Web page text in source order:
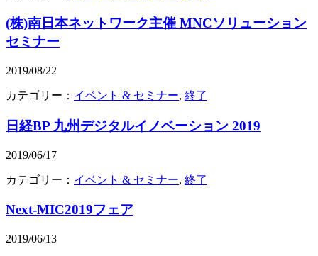
(株)南日本ネットワーク主催 MNCソリューション
セミナー
2019/08/22
カテゴリー： イベント & セミナー, 終了
日経BP 九州デジタルイノベーション 2019
2019/06/17
カテゴリー： イベント & セミナー, 終了
Next-MIC2019フェア
2019/06/13